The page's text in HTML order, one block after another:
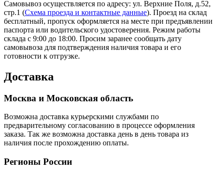
Самовывоз осуществляется по адресу: ул. Верхние Поля, д.52,
стр.1 (Схема проезда и контактные данные). Проезд на склад
бесплатный, пропуск оформляется на месте при предъявлении
паспорта или водительского удостоверения. Режим работы
склада с 9:00 до 18:00. Просим заранее сообщать дату
самовывоза для подтверждения наличия товара и его
готовности к отгрузке.
Доставка
Москва и Московская область
Возможна доставка курьерскими службами по
предварительному согласованию в процессе оформления
заказа. Так же возможна доставка день в день товара из
наличия после прохождению оплаты.
Регионы России